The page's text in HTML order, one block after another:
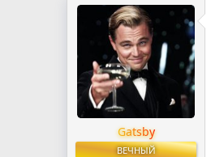
т
м
ы
т
а
н
а
ч
а
л
Gatsby
ВЕЧНЫЙ